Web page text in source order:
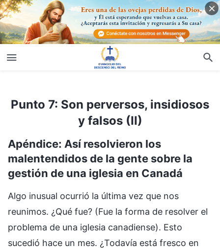
Punto 7: Son perversos, insidiosos y falsos (II)
Punto 7: Son perversos, insidiosos
y falsos (II)
Apéndice: Así resolvieron los
malentendidos de la gente sobre la
gestión de una iglesia en Canadá
Algo inusual ocurrió la última vez que nos
reunimos. ¿Qué fue? (Fue la forma de resolver el
problema de una iglesia canadiense). Esto
sucedió hace un mes. ¿Todavía está fresco en